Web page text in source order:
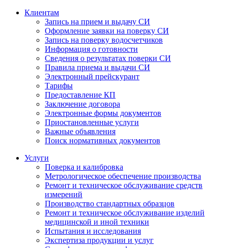
Клиентам
Запись на прием и выдачу СИ
Оформление заявки на поверку СИ
Запись на поверку водосчетчиков
Информация о готовности
Сведения о результатах поверки СИ
Правила приема и выдачи СИ
Электронный прейскурант
Тарифы
Предоставление КП
Заключение договора
Электронные формы документов
Приостановленные услуги
Важные объявления
Поиск нормативных документов
Услуги
Поверка и калибровка
Метрологическое обеспечение производства
Ремонт и техническое обслуживание средств
измерений
Производство стандартных образцов
Ремонт и техническое обслуживание изделий
медицинской и иной техники
Испытания и исследования
Экспертиза продукции и услуг